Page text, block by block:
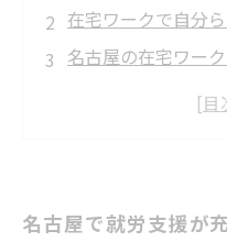
在宅ワークで自分
名古屋の在宅ワー
就労に不安がある
名古屋で就労支援が